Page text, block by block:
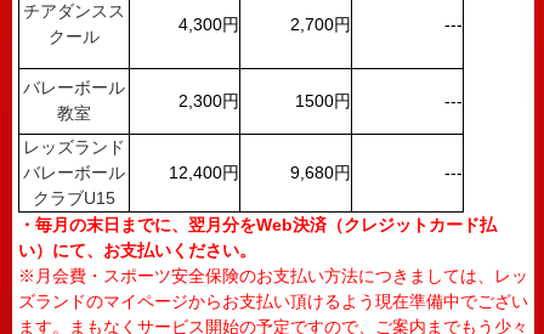
チアダンスス
クール
4,300円 2,700円 ---
バレーボール
教室
2,300円 1500円 ---
レッズランド
バレーボール
クラブU15
12,400円 9,680円 ---
・毎月の末日までに、翌月分をWeb決済（クレジットカード払
い）にて、お支払いください。
※月会費・スポーツ安全保険のお支払い方法につきましては、レッ
ズランドのマイページからお支払い頂けるよう現在準備中でござい
ます。まもなくサービス開始の予定ですので、ご案内までもう少々